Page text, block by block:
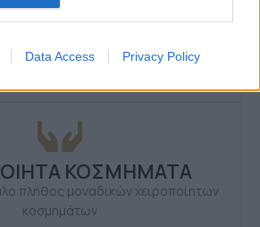
Data Access Privacy Policy
ΠΑΡΑΓΓΕΛΙΕΣ
6980957299
ΚΟΣΜΗΜΑΤΑ
πλήθος μοναδικών χειροποίητων
κοσμημάτων